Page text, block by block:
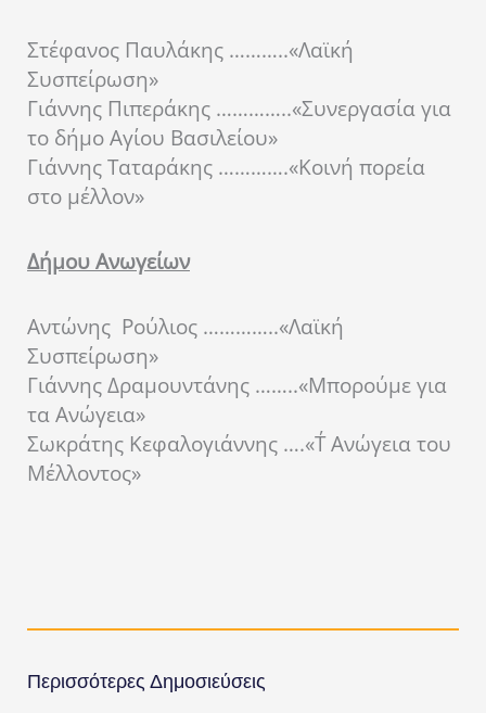
Στέφανος Παυλάκης ………..«Λαϊκή
Συσπείρωση»
Γιάννης Πιπεράκης …………..«Συνεργασία για
το δήμο Αγίου Βασιλείου»
Γιάννης Ταταράκης ………….«Kοινή πορεία
στο μέλλον»
Δήμου Ανωγείων
Αντώνης Ρούλιος …………..«Λαϊκή
Συσπείρωση»
Γιάννης Δραμουντάνης ……..«Μπορούμε για
τα Ανώγεια»
Σωκράτης Κεφαλογιάννης ….«Τ΄ Ανώγεια του
Μέλλοντος»
Περισσότερες Δημοσιεύσεις